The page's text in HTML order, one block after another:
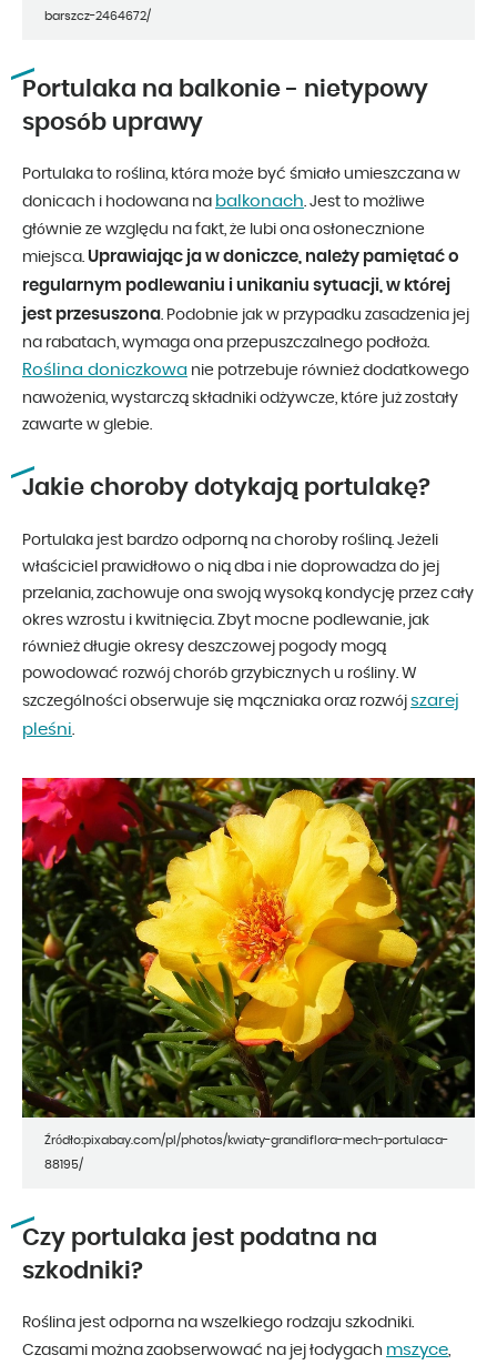
barszcz-2464672/
Portulaka na balkonie - nietypowy
sposób uprawy
Portulaka to roślina, która może być śmiało umieszczana w
donicach i hodowana na balkonach. Jest to możliwe
głównie ze względu na fakt, że lubi ona osłonecznione
miejsca. Uprawiając ja w doniczce, należy pamiętać o
regularnym podlewaniu i unikaniu sytuacji, w której
jest przesuszona. Podobnie jak w przypadku zasadzenia jej
na rabatach, wymaga ona przepuszczalnego podłoża.
Roślina doniczkowa nie potrzebuje również dodatkowego
nawożenia, wystarczą składniki odżywcze, które już zostały
zawarte w glebie.
Jakie choroby dotykają portulakę?
Portulaka jest bardzo odporną na choroby rośliną. Jeżeli
właściciel prawidłowo o nią dba i nie doprowadza do jej
przelania, zachowuje ona swoją wysoką kondycję przez cały
okres wzrostu i kwitnięcia. Zbyt mocne podlewanie, jak
również długie okresy deszczowej pogody mogą
powodować rozwój chorób grzybicznych u rośliny. W
szczególności obserwuje się mączniaka oraz rozwój szarej
pleśni.
Źródło:pixabay.com/pl/photos/kwiaty-grandiflora-mech-portulaca-
88195/
Czy portulaka jest podatna na
szkodniki?
Roślina jest odporna na wszelkiego rodzaju szkodniki.
Czasami można zaobserwować na jej łodygach mszyce,